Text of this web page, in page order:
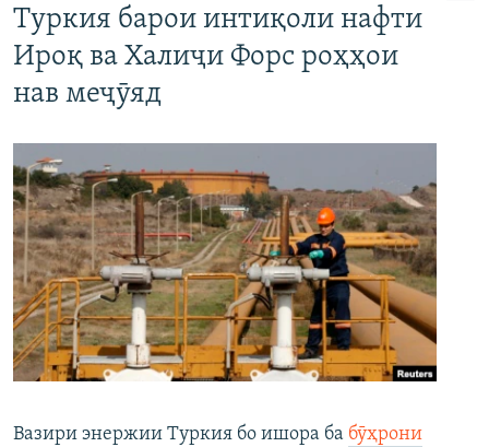
Туркия барои интиқоли нафти
Ироқ ва Халиҷи Форс роҳҳои
нав меҷӯяд
Вазири энержии Туркия бо ишора ба бӯҳрони